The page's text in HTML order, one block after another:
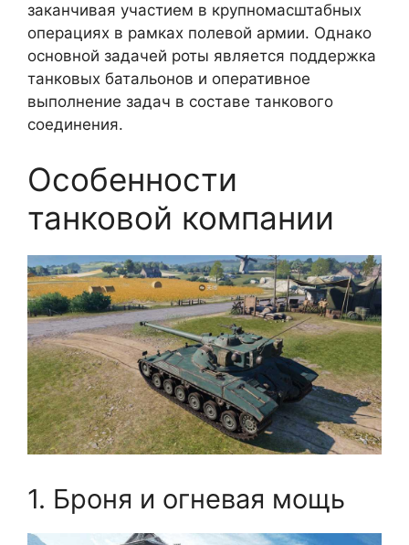
заканчивая участием в крупномасштабных
операциях в рамках полевой армии. Однако
основной задачей роты является поддержка
танковых батальонов и оперативное
выполнение задач в составе танкового
соединения.
Особенности
танковой компании
1. Броня и огневая мощь